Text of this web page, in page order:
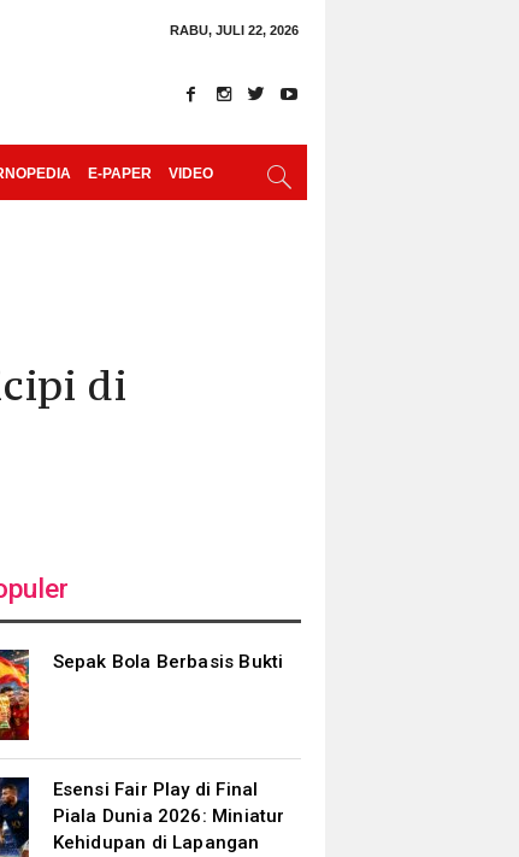
RABU, JULI 22, 2026
E-PAPER VIDEO
di
Sepak Bola Berbasis Bukti
Esensi Fair Play di Final
Piala Dunia 2026: Miniatur
Kehidupan di Lapangan